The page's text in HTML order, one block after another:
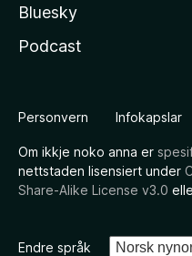
Bluesky
Podcast
Personvern Infokapslar
Om ikkje noko anna er
nettstaden lisensiert under
Share-Alike License v3.0
Endre språk